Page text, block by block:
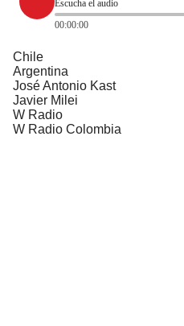
Escucha el audio
00:00:00
Chile
Argentina
José Antonio Kast
Javier Milei
W Radio
W Radio Colombia